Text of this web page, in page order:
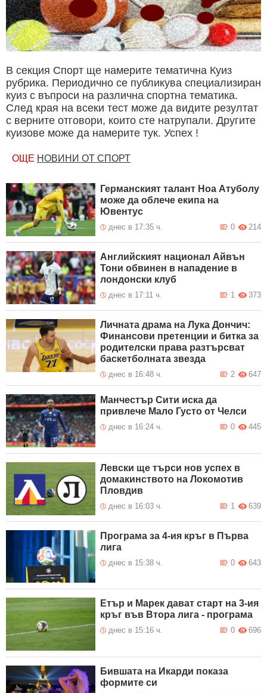
В секция Спорт ще намерите тематична Куиз
рубрика. Периодично се публикува специализиран
куиз с въпроси на различна спортна тематика.
След края на всеки тест може да видите резултат
с верните отговори, които сте натрупали. Другите
куизове може да намерите тук. Успех !
ОЩЕ НОВИНИ ОТ СПОРТ
Германският талант Ноа Атуболу
може да облече екипа на
Ювентус
днес в 17:35 ч. 214
0
Английският национал Айвън
Тони обвинен в нападение в
лондонски клуб
днес в 17:11 ч. 373
1
Личната драма на Лука Дончич:
Финансови претенции и битка за
родителски права разтърсват
баскетболната звезда
днес в 16:48 ч. 647
2
Манчестър Сити иска да
привлече Мало Густо от Челси
днес в 16:24 ч. 445
0
Левски ще търси нов успех в
домакинството на Локомотив
Пловдив
днес в 16:03 ч. 639
1
Програма за 4-ия кръг в Първа
лига
днес в 15:38 ч. 643
0
Етър и Марек дават старт на 3-ия
кръг във Втора лига - програма
днес в 15:16 ч. 696
0
Бившата на Икарди показа
формите си